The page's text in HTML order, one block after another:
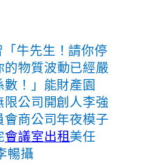
牛先生！請你停
的物質波動已經嚴
！」能財產園
公司開創人李強
會商公司年夜模子
會議室出租美任
暢攝